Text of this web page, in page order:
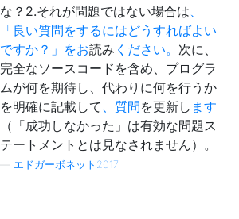
な？2.それが問題ではない場合は
「良い質問をするにはどうすればよい
ですか？」をお読み ください。 次に、
完全なソースコードを含め、プログラ
ムが何を期待し、代わりに何を行うか
を明確に記載して 、質問を更新し ます
（「成功しなかった」は有効な問題ス
テートメントとは見なされません）。
エドガーボネット2017